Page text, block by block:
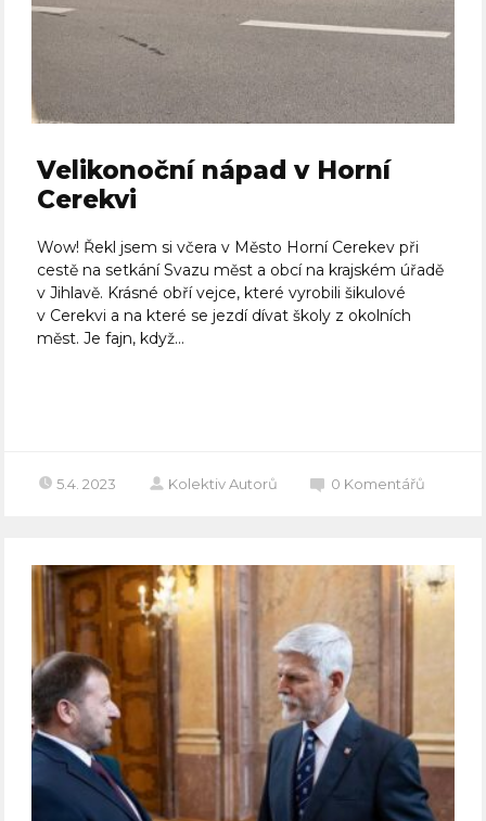
Velikonoční nápad v Horní
Cerekvi
Wow! Řekl jsem si včera v Město Horní Cerekev při
cestě na setkání Svazu měst a obcí na krajském úřadě
v Jihlavě. Krásné obří vejce, které vyrobili šikulové
v Cerekvi a na které se jezdí dívat školy z okolních
měst. Je fajn, když...
5.4. 2023 Kolektiv Autorů 0 Komentářů